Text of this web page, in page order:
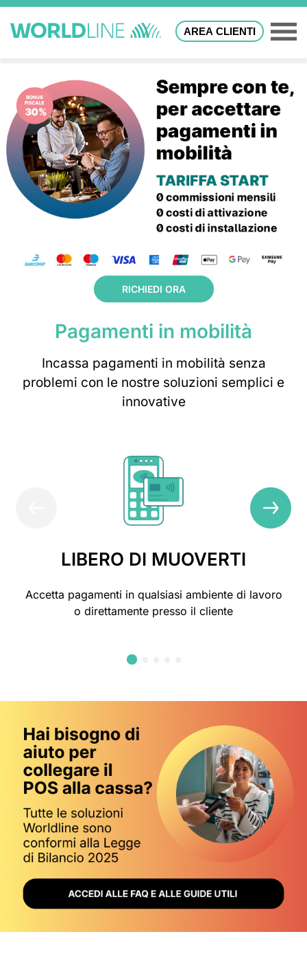
AREA CLIENTI
RICHIEDI ORA
Pagamenti in mobilità
Incassa pagamenti in mobilità senza
problemi con le nostre soluzioni semplici e
innovative
LIBERO DI MUOVERTI
Accetta pagamenti in qualsiasi ambiente di lavoro
o direttamente presso il cliente